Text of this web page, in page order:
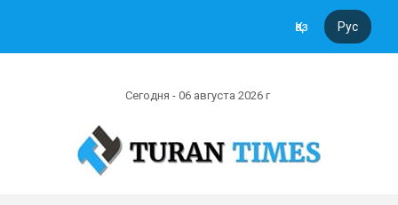
Қаз Рус
Сегодня - 06 августа 2026 г